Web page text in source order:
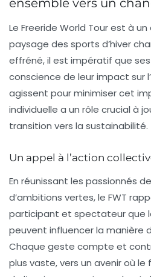
ensemble vers un
Le Freeride World Tour est à
paysage des sports d’hiver
effréné, il est impératif que
conscience de leur impact sur
agissent pour minimiser cet
individuelle a un rôle crucial à
transition vers la sustainabilité.
Un appel à l’action
En réunissant les passionnés
d’ambitions vertes, le FWT
participant et spectateur que
peuvent influencer la manière
Chaque geste compte et
plus vaste, vers un avenir où